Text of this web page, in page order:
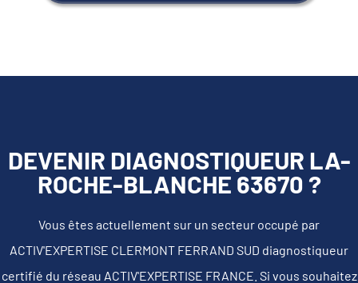
DEVENIR DIAGNOSTIQUEUR LA-
ROCHE-BLANCHE 63670 ?
Vous êtes actuellement sur un secteur occupé par
ACTIV'EXPERTISE CLERMONT FERRAND SUD diagnostiqueur
certifié du réseau ACTIV'EXPERTISE FRANCE. Si vous souhaitez